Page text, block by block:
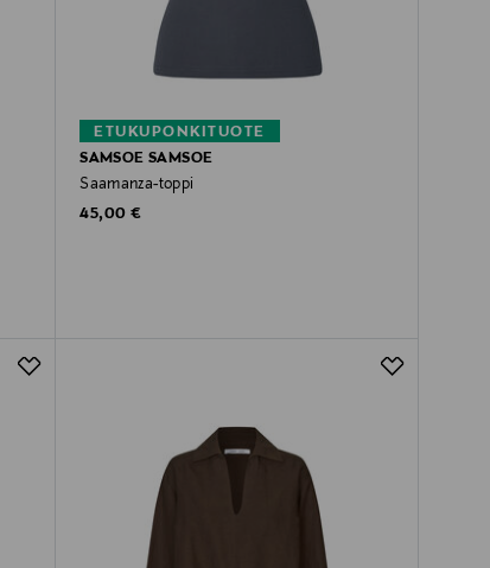
ETUKUPONKITUOTE
SAMSOE SAMSOE
Saamanza-toppi
Original Price
45,00 €